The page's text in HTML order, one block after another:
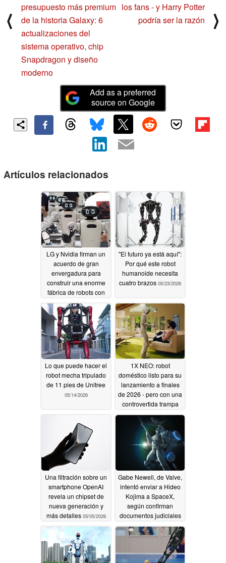
⟨
presupuesto más premium
de la historia Galaxy: 6
actualizaciones del
sistema operativo, chip
Snapdragon y diseño
moderno
los fans - y Harry Potter
podría ser la razón
⟩
Add as a preferred
source on Google
Artículos relacionados
LG y Nvidia firman un
acuerdo de gran
envergadura para
construir una enorme
fábrica de robots con
inteligencia artificial
07/08/2026
"El futuro ya está aquí":
Por qué este robot
humanoide necesita
cuatro brazos 05/23/2026
Lo que puede hacer el
robot mecha tripulado
de 11 pies de Unitree
05/14/2026
1X NEO: robot
doméstico listo para su
lanzamiento a finales
de 2026 - pero con una
controvertida trampa
05/13/2026
Una filtración sobre un
smartphone OpenAI
revela un chipset de
nueva generación y
más detalles 05/05/2026
Gabe Newell, de Valve,
intentó enviar a Hideo
Kojima a SpaceX,
según confirman
documentos judiciales
05/04/2026